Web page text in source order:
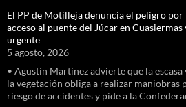
El PP de Motilleja denuncia el peligro por
acceso al puente del Júcar en
urgente
5 agosto, 2026
• Agustín Martínez advierte que la
la vegetación obliga a realizar maniobras
riesgo de accidentes y pide a la